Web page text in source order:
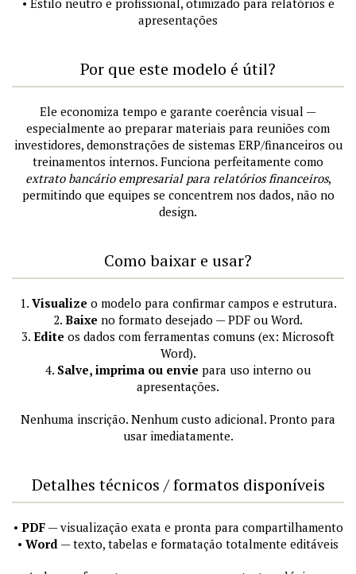
• Estilo neutro e profissional, otimizado para relatórios e
apresentações
Por que este modelo é útil?
Ele economiza tempo e garante coerência visual —
especialmente ao preparar materiais para reuniões com
investidores, demonstrações de sistemas ERP/financeiros ou
treinamentos internos. Funciona perfeitamente como
extrato bancário empresarial para relatórios financeiros,
permitindo que equipes se concentrem nos dados, não no
design.
Como baixar e usar?
1. Visualize o modelo para confirmar campos e estrutura.
2. Baixe no formato desejado — PDF ou Word.
3. Edite os dados com ferramentas comuns (ex: Microsoft
Word).
4. Salve, imprima ou envie para uso interno ou
apresentações.
Nenhuma inscrição. Nenhum custo adicional. Pronto para
usar imediatamente.
Detalhes técnicos / formatos disponíveis
• PDF— visualização exata e pronta para compartilhamento
• Word — texto, tabelas e formatação totalmente editáveis